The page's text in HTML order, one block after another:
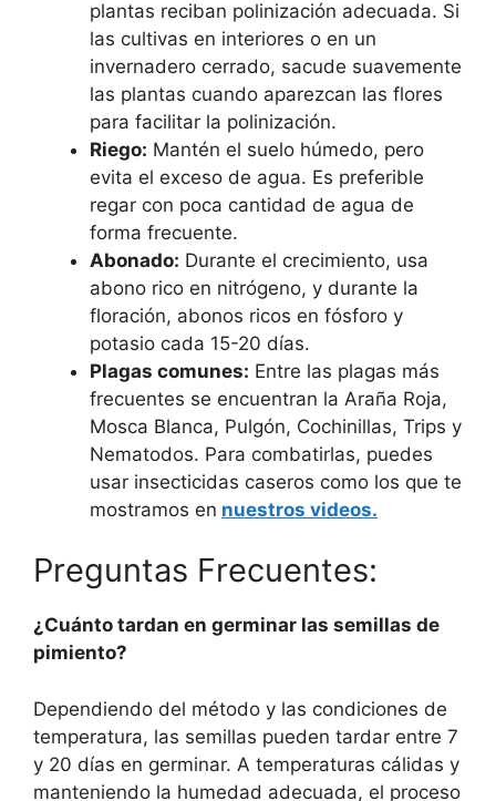
plantas reciban polinización adecuada. Si
las cultivas en interiores o en un
invernadero cerrado, sacude suavemente
las plantas cuando aparezcan las flores
para facilitar la polinización.
Riego: Mantén el suelo húmedo, pero
evita el exceso de agua. Es preferible
regar con poca cantidad de agua de
forma frecuente.
Abonado: Durante el crecimiento, usa
abono rico en nitrógeno, y durante la
floración, abonos ricos en fósforo y
potasio cada 15-20 días.
Plagas comunes: Entre las plagas más
frecuentes se encuentran la Araña Roja,
Mosca Blanca, Pulgón, Cochinillas, Trips y
Nematodos. Para combatirlas, puedes
usar insecticidas caseros como los que te
mostramos en nuestros videos.
Preguntas Frecuentes:
¿Cuánto tardan en germinar las semillas de
pimiento?
Dependiendo del método y las condiciones de
temperatura, las semillas pueden tardar entre 7
y 20 días en germinar. A temperaturas cálidas y
manteniendo la humedad adecuada, el proceso